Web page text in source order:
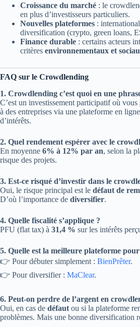
Croissance du marché : le
en plus d’investisseurs particuliers.
Nouvelles plateformes :
diversification (crypto, green loans,
Finance durable : certains acteurs
critères environnementaux et
FAQ sur le Crowdlending
1. Crowdlending c’est quoi en une
C’est un investissement participatif où vous
à des entreprises via une plateforme en
d’intérêts.
2. Quel rendement espérer avec le
En moyenne 6% à 12% par an, selon la
risque des projets.
3. Est-ce risqué d’investir dans le
Oui, le risque principal est le défaut de
D’où l’importance de diversifier.
4. Quelle fiscalité s’applique ?
PFU (flat tax) à 31,4 % sur les intérêts
5. Quelle est la meilleure plateforme
👉 Pour débuter simplement : BienPrêter.
👉 Pour diversifier : MaClear.
6. Peut-on perdre de l’argent en
Oui, en cas de défaut ou si la plateforme
problèmes. Mais une bonne diversification